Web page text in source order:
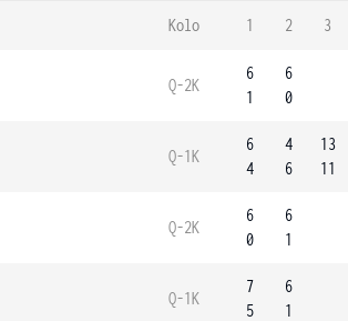
Kolo 1 2 3
Q-2K
6
1
6
0
Q-1K
6
4
4
6
13
11
Q-2K
6
0
6
1
Q-1K
7
5
6
1